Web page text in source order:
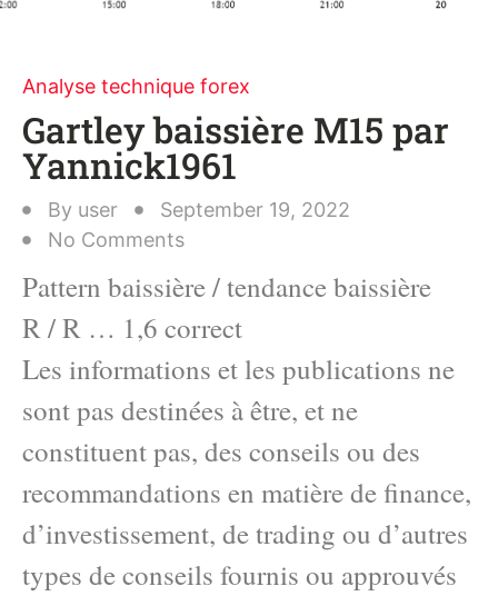
Analyse technique forex
Gartley baissière M15 par
Yannick1961
By user
September 19, 2022
No Comments
Pattern baissière / tendance baissière
R / R … 1,6 correct
Les informations et les publications ne
sont pas destinées à être, et ne
constituent pas, des conseils ou des
recommandations en matière de finance,
d’investissement, de trading ou d’autres
types de conseils fournis ou approuvés